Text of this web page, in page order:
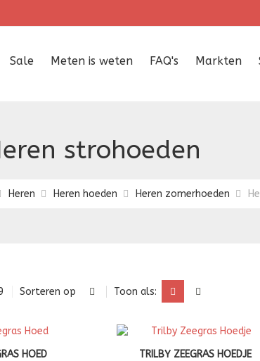
Sale Meten is weten FAQ's Markten
strohoeden
Heren Heren hoeden Heren zomerhoeden
Sorteren op Toon als:
HOED
TRILBY ZEEGRAS HOEDJE